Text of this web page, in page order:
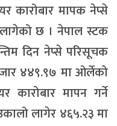
कारोबार मापक नेप्से
छ । नेपाल स्टक
दिन नेप्से परिसूचक
४४९.९७ मा ओर्लेको
मापन गर्ने
लागेर ४६५.२३ मा